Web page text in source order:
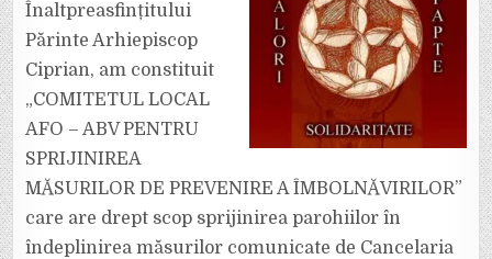
Înaltpreasfințitului
Părinte Arhiepiscop
Ciprian, am constituit
„COMITETUL LOCAL
AFO – ABV PENTRU
SPRIJINIREA
MĂSURILOR DE PREVENIRE A ÎMBOLNĂVIRILOR”
care are drept scop sprijinirea parohiilor în
îndeplinirea măsurilor comunicate de Cancelaria